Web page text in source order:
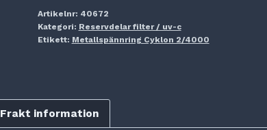
Artikelnr: 40672
Kategori: Reservdelar filter / uv-c
Etikett: Metallspännring Cyklon 2/4000
Frakt information